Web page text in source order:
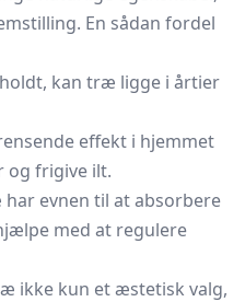
En sådan fordel
kan træ ligge i årtier
effekt i hjemmet
og frigive ilt.
evnen til at absorbere
med at regulere
ikke kun et æstetisk valg,